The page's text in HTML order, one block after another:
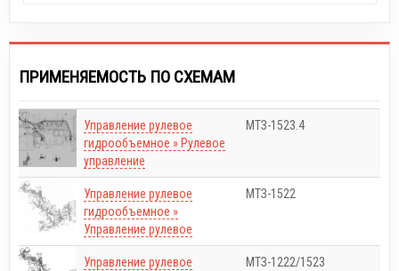
ПРИМЕНЯЕМОСТЬ ПО СХЕМАМ
Управление рулевое
гидрообъемное » Рулевое
управление
МТЗ-1523.4
Управление рулевое
гидрообъемное »
Управление рулевое
МТЗ-1522
Управление рулевое
МТЗ-1222/1523